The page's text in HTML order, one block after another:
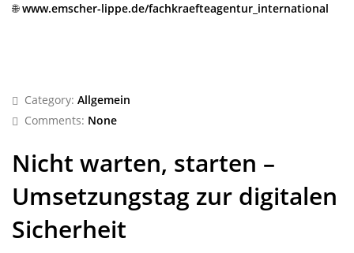
🌐www.emscher-lippe.de/fachkraefteagentur_international
Category: Allgemein
Comments: None
Nicht warten, starten –
Umsetzungstag zur digitalen
Sicherheit